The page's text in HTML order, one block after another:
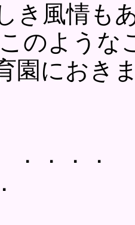
風情もあり
のような
園におき
．．